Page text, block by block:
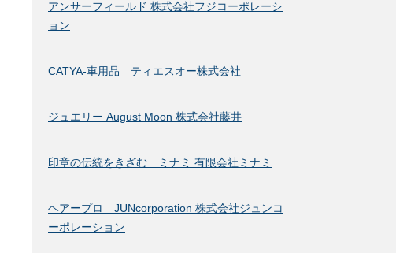
アンサーフィールド 株式会社フジコーポレーシ
ョン
CATYA-車用品 ティエスオー株式会社
ジュエリー August Moon 株式会社藤井
印章の伝統をきざむ ミナミ 有限会社ミナミ
ヘアープロ JUNcorporation 株式会社ジュンコ
ーポレーション